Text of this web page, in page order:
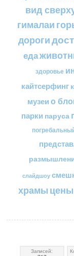
вид
гималаи
дороги
еда
здоровье
кайтсерфинг
музеи о
парки паруса
слайдшоу
храмы цены
Записей: